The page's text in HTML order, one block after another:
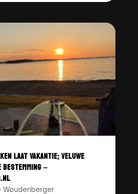
LAAT VAKANTIE; VELUWE
–
Woudenberger